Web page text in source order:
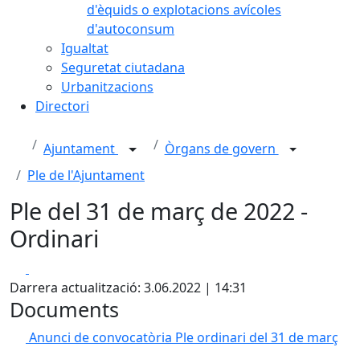
d'èquids o explotacions avícoles
d'autoconsum
Igualtat
Seguretat ciutadana
Urbanitzacions
Directori
Ajuntament
Òrgans de govern
Ple de l'Ajuntament
Ple del 31 de març de 2022 -
Ordinari
Darrera actualització: 3.06.2022 | 14:31
Documents
Anunci de convocatòria Ple ordinari del 31 de març